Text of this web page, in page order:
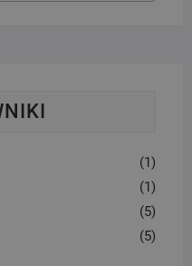
(1)
(1)
(5)
(5)